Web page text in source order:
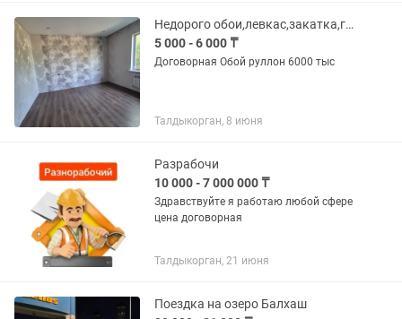
багажник ✅...
Недорого обои,левкас,закатка,галтели,откос,отдельочный работы
5 000 - 6 000 ₸
Договорная Обой руллон 6000 тыс
Талдыкорган, 8 июня
Разрабочи
10 000 - 7 000 000 ₸
Здравствуйте я работаю любой сфере
цена договорная
Талдыкорган, 21 июня
Поездка на озеро Балхаш